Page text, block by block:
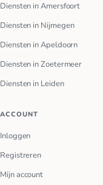
Diensten in Amersfoort
Diensten in Nijmegen
Diensten in Apeldoorn
Diensten in Zoetermeer
Diensten in Leiden
ACCOUNT
Inloggen
Registreren
Mijn account